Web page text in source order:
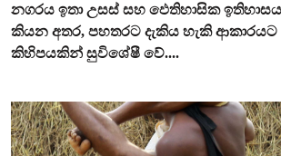
නගරය ඉතා උසස් සහ ඵෙතිහාසික
කියන අතර, පහතරට දැකිය හැකි
කිහිපයකින් සුවිශේෂී වේ....